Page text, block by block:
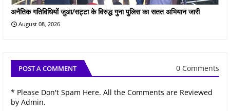
अनैतिक गतिविधियों जुआ/सट्टा के विरुद्ध गुना पुलिस का सतत अभियान जारी
August 08, 2026
POST A COMMENT 0 Comments
* Please Don't Spam Here. All the Comments are Reviewed
by Admin.